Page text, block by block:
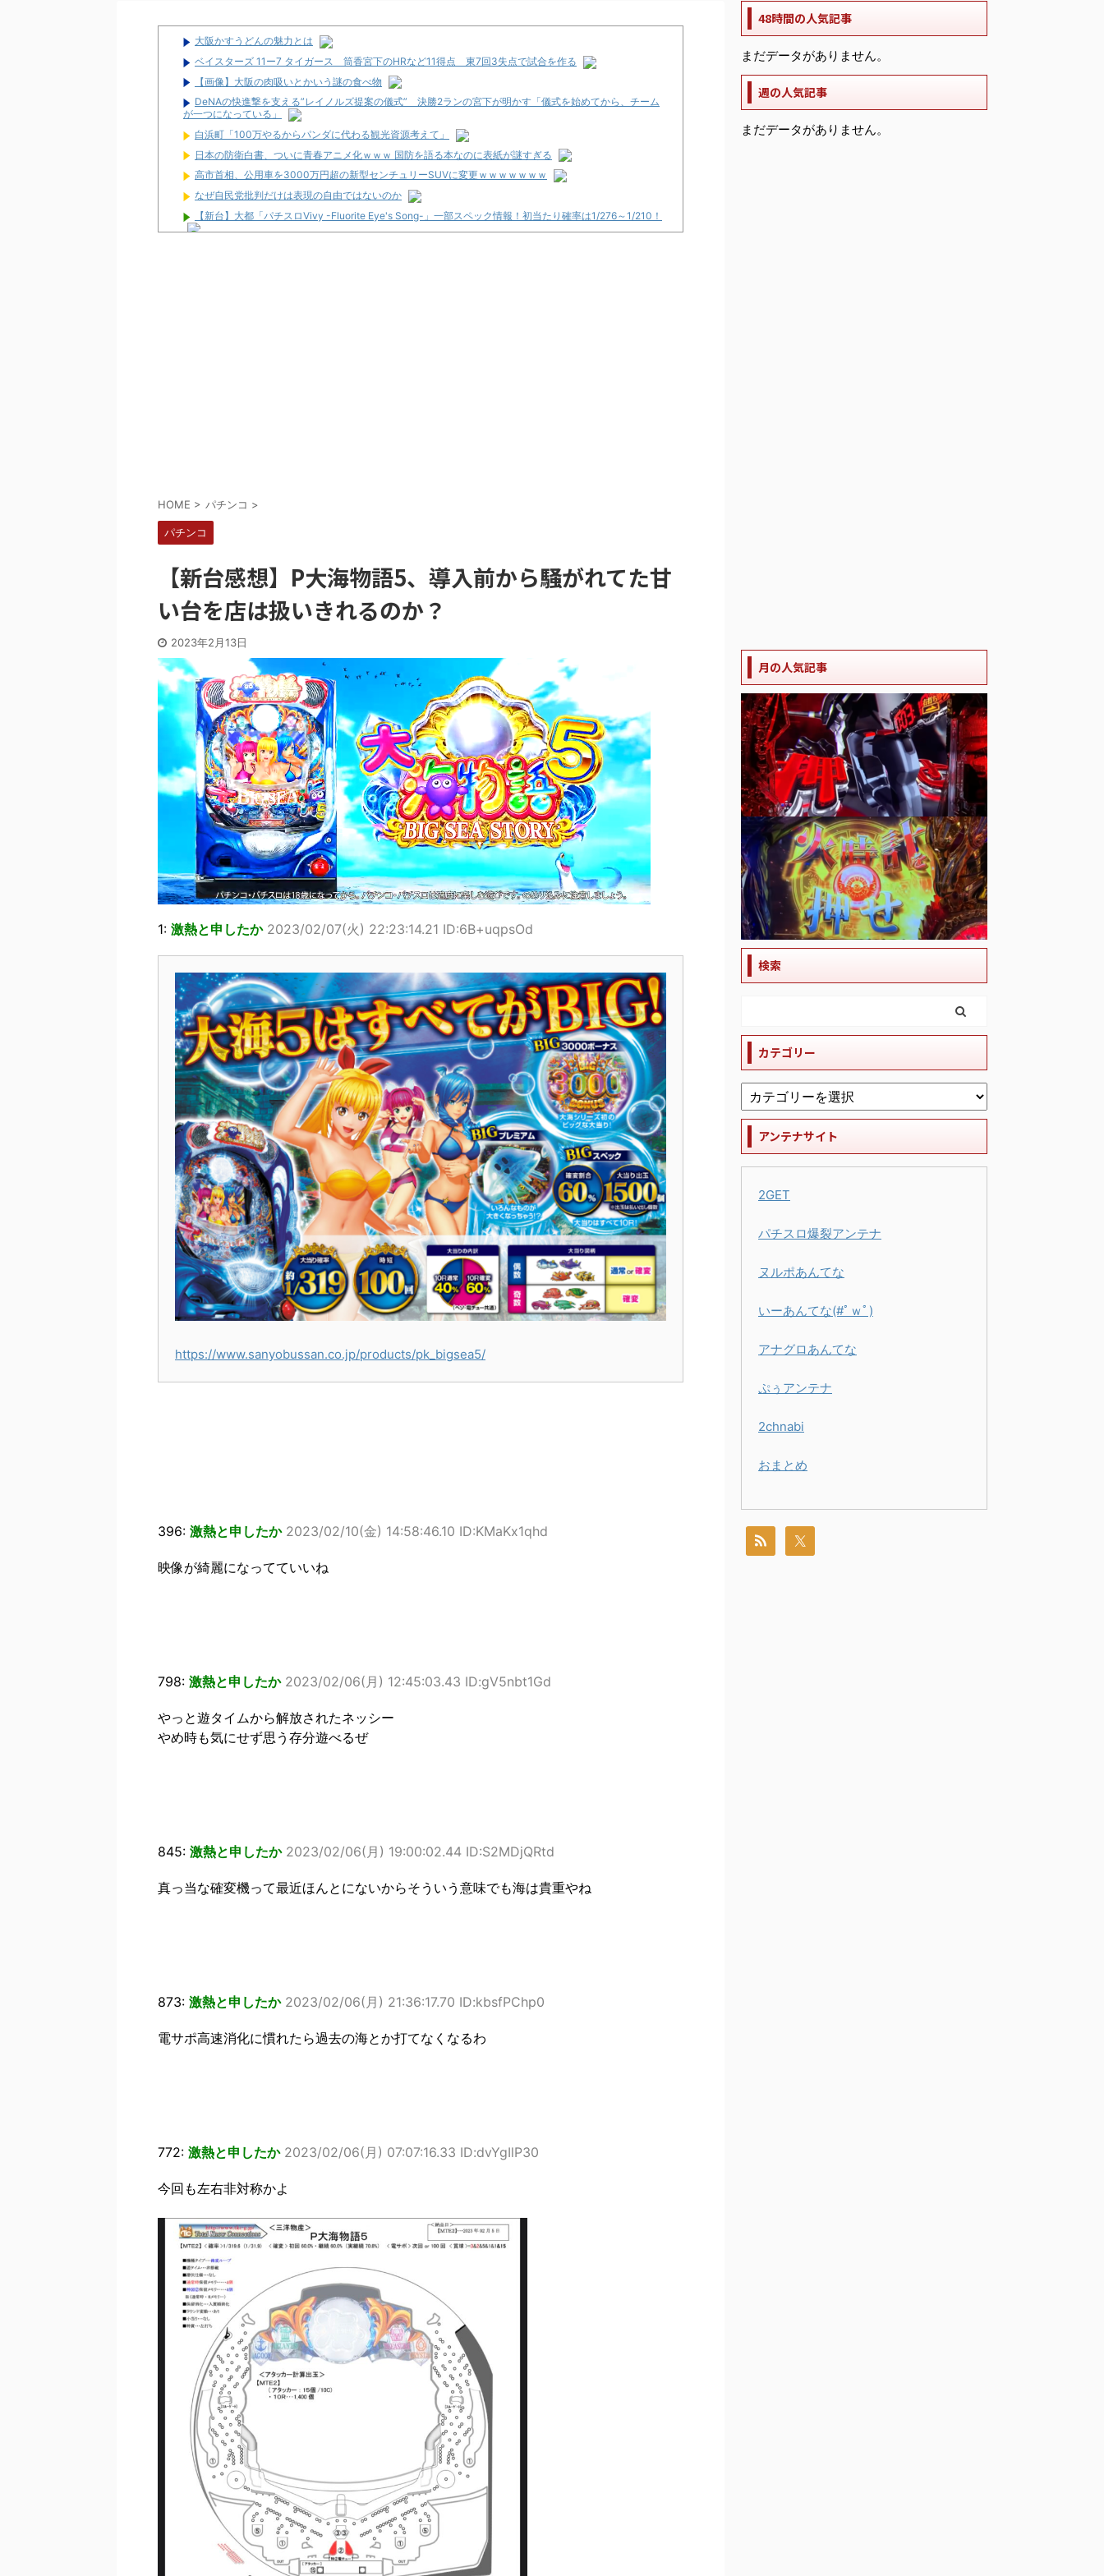
大阪かすうどんの魅力とは
ベイスターズ 11ー7 タイガース 筒香宮下のHRなど11得点 東7回3失点で試合を作る
【画像】大阪の肉吸いとかいう謎の食べ物
DeNAの快進撃を支える”レイノルズ提案の儀式” 決勝2ランの宮下が明かす「儀式を始めてから、チーム
が一つになっている」
白浜町「100万やるからパンダに代わる観光資源考えて」
日本の防衛白書、ついに青春アニメ化ｗｗｗ 国防を語る本なのに表紙が謎すぎる
高市首相、公用車を3000万円超の新型センチュリーSUVに変更ｗｗｗｗｗｗｗ
なぜ自民党批判だけは表現の自由ではないのか
【新台】大都「パチスロVivy -Fluorite Eye's Song-」一部スペック情報！初当たり確率は1/276～1/210！
HOME > パチンコ >
パチンコ
【新台感想】P大海物語5、導入前から騒がれてた甘
い台を店は扱いきれるのか？
2023年2月13日
1: 激熱と申したか 2023/02/07(火) 22:23:14.21 ID:6B+uqpsOd
https://www.sanyobussan.co.jp/products/pk_bigsea5/
396: 激熱と申したか 2023/02/10(金) 14:58:46.10 ID:KMaKx1qhd
映像が綺麗になってていいね
798: 激熱と申したか 2023/02/06(月) 12:45:03.43 ID:gV5nbt1Gd
やっと遊タイムから解放されたネッシー
やめ時も気にせず思う存分遊べるぜ
845: 激熱と申したか 2023/02/06(月) 19:00:02.44 ID:S2MDjQRtd
真っ当な確変機って最近ほんとにないからそういう意味でも海は貴重やね
873: 激熱と申したか 2023/02/06(月) 21:36:17.70 ID:kbsfPChp0
電サポ高速消化に慣れたら過去の海とか打てなくなるわ
772: 激熱と申したか 2023/02/06(月) 07:07:16.33 ID:dvYgIlP30
今回も左右非対称かよ
48時間の人気記事
まだデータがありません。
週の人気記事
まだデータがありません。
月の人気記事
検索
カテゴリー
アンテナサイト
2GET
パチスロ爆裂アンテナ
ヌルポあんてな
いーあんてな(#ﾟｗﾟ)
アナグロあんてな
ぷぅアンテナ
2chnabi
おまとめ